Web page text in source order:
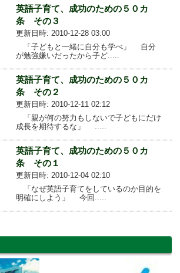
英語子育て、成功のための５０カ
条 その３
更新日時: 2010-12-28 03:00
「子どもと一緒に自分も学べ」 自分
が勉強嫌いだったから子ど.....
英語子育て、成功のための５０カ
条 その２
更新日時: 2010-12-11 02:12
「親が何の努力もしないで子どもにだけ
成長を期待するな」 .....
英語子育て、成功のための５０カ
条 その１
更新日時: 2010-12-04 02:10
「なぜ英語子育てをしているのか目的を
明確にしよう」 今回.....